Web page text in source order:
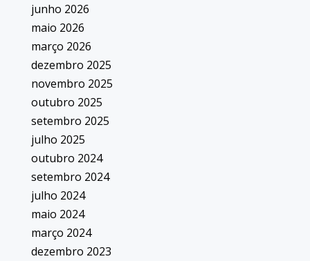
junho 2026
maio 2026
março 2026
dezembro 2025
novembro 2025
outubro 2025
setembro 2025
julho 2025
outubro 2024
setembro 2024
julho 2024
maio 2024
março 2024
dezembro 2023